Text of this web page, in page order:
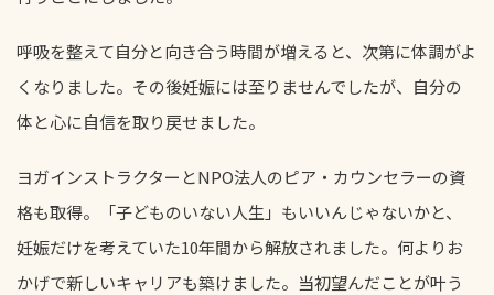
呼吸を整えて自分と向き合う時間が増えると、次第に体調がよ
くなりました。その後妊娠には至りませんでしたが、自分の
体と心に自信を取り戻せました。
ヨガインストラクターとNPO法人のピア・カウンセラーの資
格も取得。「子どものいない人生」もいいんじゃないかと、
妊娠だけを考えていた10年間から解放されました。何よりお
かげで新しいキャリアも築けました。当初望んだことが叶う